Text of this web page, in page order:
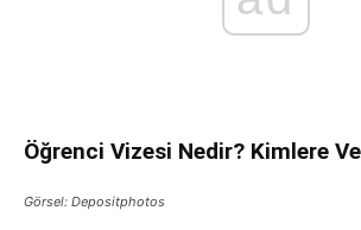
Öğrenci Vizesi Nedir? Kimlere
Görsel: Depositphotos